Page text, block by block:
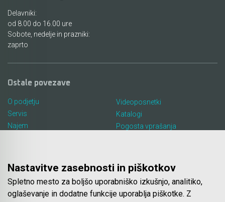
Delavniki:
od 8.00 do 16.00 ure
Sobote, nedelje in prazniki:
zaprto
Ostale povezave
O podjetju
Servis
Najem
Videoposnetki
Katalogi
Pogosta vprašanja
Spletna trgovina
Nastavitve zasebnosti in piškotkov
Spletno mesto za boljšo uporabniško izkušnjo, analitiko,
oglaševanje in dodatne funkcije uporablja piškotke. Z